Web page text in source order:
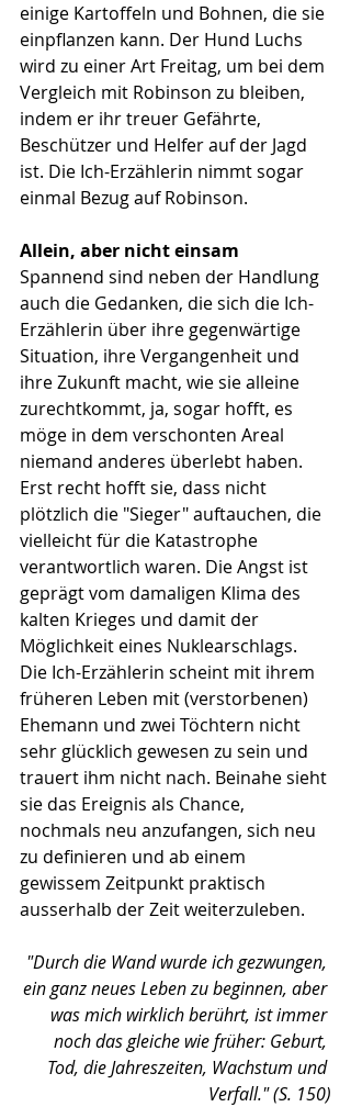
einige Kartoffeln und Bohnen, die sie
einpflanzen kann. Der Hund Luchs
wird zu einer Art Freitag, um bei dem
Vergleich mit Robinson zu bleiben,
indem er ihr treuer Gefährte,
Beschützer und Helfer auf der Jagd
ist. Die Ich-Erzählerin nimmt sogar
einmal Bezug auf Robinson.
Allein, aber nicht einsam
Spannend sind neben der Handlung
auch die Gedanken, die sich die Ich-
Erzählerin über ihre gegenwärtige
Situation, ihre Vergangenheit und
ihre Zukunft macht, wie sie alleine
zurechtkommt, ja, sogar hofft, es
möge in dem verschonten Areal
niemand anderes überlebt haben.
Erst recht hofft sie, dass nicht
plötzlich die "Sieger" auftauchen, die
vielleicht für die Katastrophe
verantwortlich waren. Die Angst ist
geprägt vom damaligen Klima des
kalten Krieges und damit der
Möglichkeit eines Nuklearschlags.
Die Ich-Erzählerin scheint mit ihrem
früheren Leben mit (verstorbenen)
Ehemann und zwei Töchtern nicht
sehr glücklich gewesen zu sein und
trauert ihm nicht nach. Beinahe sieht
sie das Ereignis als Chance,
nochmals neu anzufangen, sich neu
zu definieren und ab einem
gewissem Zeitpunkt praktisch
ausserhalb der Zeit weiterzuleben.
"Durch die Wand wurde ich gezwungen,
ein ganz neues Leben zu beginnen, aber
was mich wirklich berührt, ist immer
noch das gleiche wie früher: Geburt,
Tod, die Jahreszeiten, Wachstum und
Verfall." (S. 150)